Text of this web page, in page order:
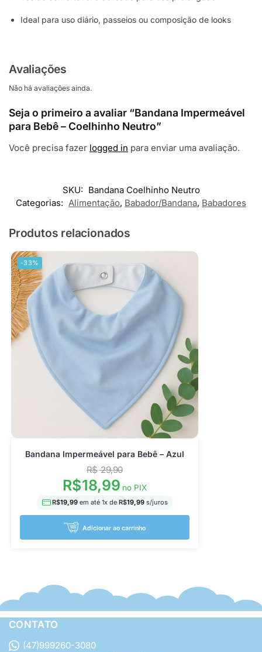
Ideal para uso diário, passeios ou composição de looks
Avaliações
Não há avaliações ainda.
Seja o primeiro a avaliar “Bandana Impermeável
para Bebê – Coelhinho Neutro”
Você precisa fazer logged in para enviar uma avaliação.
SKU: Bandana Coelhinho Neutro
Categorias: Alimentação, Babador/Bandana, Babadores
Produtos relacionados
-33%
Bandana Impermeável para Bebê – Azul
R$29,90
R$18,99no PIX
R$19,99 em até 1x de R$19,99s/juros
Adicionar ao carrinho
CONTATO
(47)999260-3080